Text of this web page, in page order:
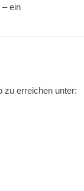
– ein
zu erreichen unter: